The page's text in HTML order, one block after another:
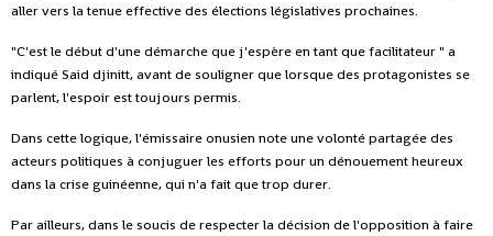
aller vers la tenue effective des élections législatives prochaines.
"C'est le début d'une démarche que j'espère en tant que facilitateur " a
indiqué Said djinitt, avant de souligner que lorsque des protagonistes se
parlent, l'espoir est toujours permis.
Dans cette logique, l'émissaire onusien note une volonté partagée des
acteurs politiques à conjuguer les efforts pour un dénouement heureux
dans la crise guinéenne, qui n'a fait que trop durer.
Par ailleurs, dans le soucis de respecter la décision de l'opposition à faire